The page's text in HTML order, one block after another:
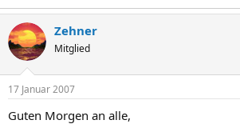
Zehner
Mitglied
17 Januar 2007
Guten Morgen an alle,